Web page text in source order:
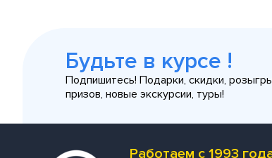
Будьте в курсе !
Подпишитесь! Подарки, скидки,
призов, новые экскурсии, туры!
Работаем с 1993